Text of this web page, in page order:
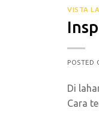
VISTA
POSTED
Di
Cara